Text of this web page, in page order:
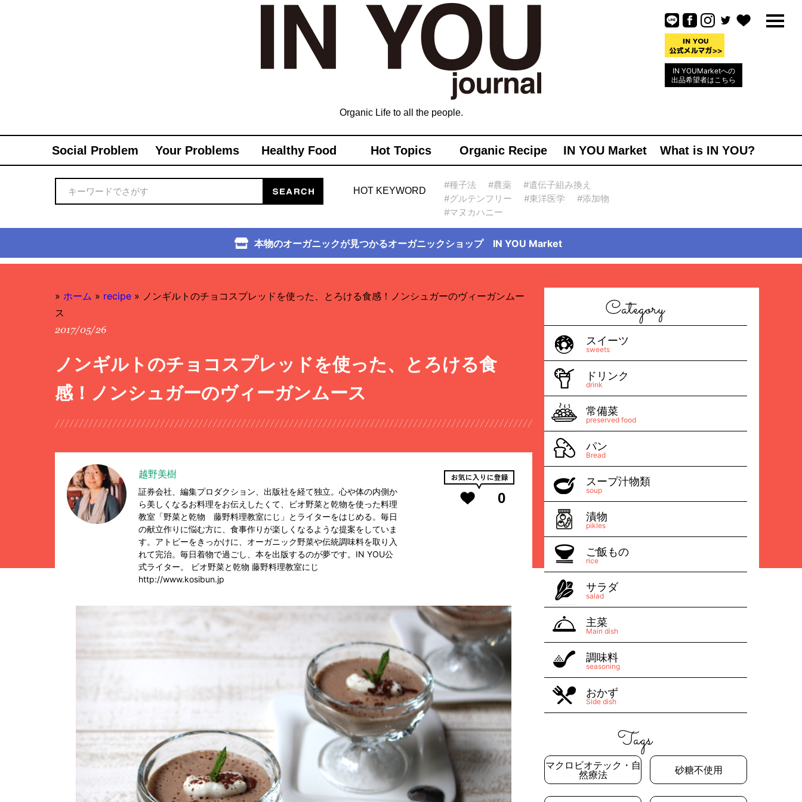
IN YOUMarketへの
出品希望者はこちら
Organic Life to all the people.
Social Problem Your Problems Healthy Food Hot Topics Organic Recipe IN YOU Market What is IN YOU?
HOT KEYWORD
#種子法 #農薬
#遺伝子組み換え
#グルテンフリー
#東洋医学
#添加物
#マヌカハニー
本物のオーガニックが見つかるオーガニックショップ IN YOU Market
» ホーム » recipe » ノンギルトのチョコスプレッドを使った、とろける食感！ノンシュガーのヴィーガンムー
ス
2017/05/26
ノンギルトのチョコスプレッドを使った、とろける食
感！ノンシュガーのヴィーガンムース
越野美樹
証券会社、編集プロダクション、出版社を経て独立。心や体の内側か
ら美しくなるお料理をお伝えしたくて、ビオ野菜と乾物を使った料理
教室「野菜と乾物 藤野料理教室にじ」とライターをはじめる。毎日
の献立作りに悩む方に、食事作りが楽しくなるような提案をしていま
す。アトピーをきっかけに、オーガニック野菜や伝統調味料を取り入
れて完治。毎日着物で過ごし、本を出版するのが夢です。IN YOU公
式ライター。 ビオ野菜と乾物 藤野料理教室にじ
http://www.kosibun.jp
0
スイーツ
sweets
ドリンク
drink
常備菜
preserved food
パン
Bread
スープ汁物類
soup
漬物
pikles
ご飯もの
rice
サラダ
salad
主菜
Main dish
調味料
seasoning
おかず
Side dish
マクロビオテック・自
然療法
砂糖不使用